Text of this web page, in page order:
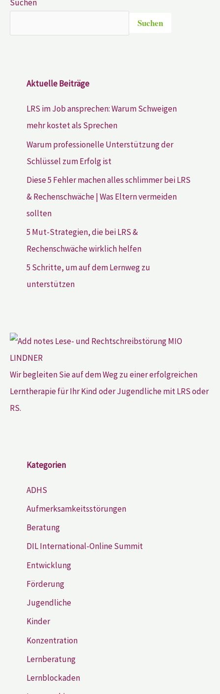
Suchen
Suchen
Aktuelle Beiträge
LRS im Job ansprechen: Warum Schweigen
mehr kostet als Sprechen
Warum professionelle Unterstützung der
Schlüssel zum Erfolg ist
Diese 5 Fehler machen alles schlimmer bei LRS
& Rechenschwäche | Was Eltern vermeiden
sollten
5 Mut-Strategien, die bei LRS &
Rechenschwäche wirklich helfen
5 Schritte, um auf dem Lernweg zu
unterstützen
Wir begleiten Sie auf dem Weg zu einer erfolgreichen
Lerntherapie für Ihr Kind oder Jugendliche mit LRS oder
RS.
Kategorien
ADHS
Aufmerksamkeitsstörungen
Beratung
DIL International-Online Summit
Entwicklung
Förderung
Jugendliche
Kinder
Konzentration
Lernberatung
Lernblockaden